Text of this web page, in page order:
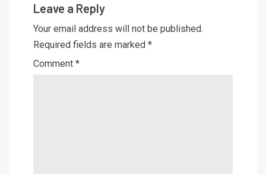
Leave a Reply
Your email address will not be published.
Required fields are marked *
Comment *